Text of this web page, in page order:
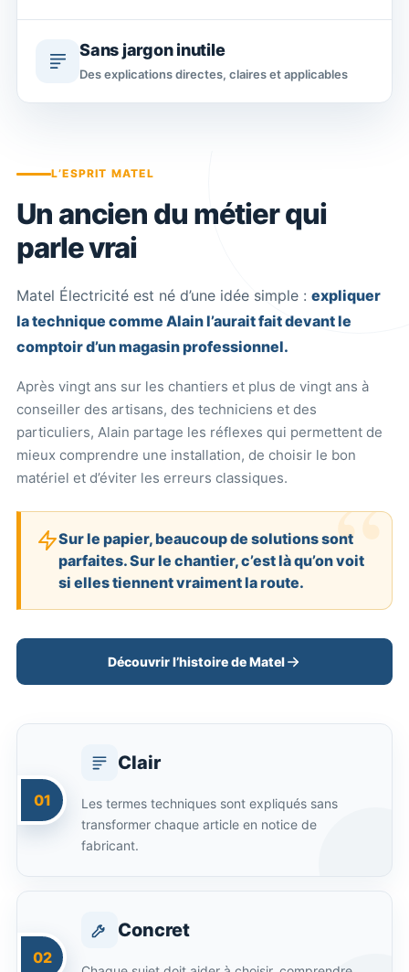
Sans jargon inutile
Des explications directes, claires et applicables
L’ESPRIT MATEL
Un ancien du métier qui
parle vrai
Matel Électricité est né d’une idée simple : expliquer
la technique comme Alain l’aurait fait devant le
comptoir d’un magasin professionnel.
Après vingt ans sur les chantiers et plus de vingt ans à
conseiller des artisans, des techniciens et des
particuliers, Alain partage les réflexes qui permettent de
mieux comprendre une installation, de choisir le bon
matériel et d’éviter les erreurs classiques.
Sur le papier, beaucoup de solutions sont
parfaites. Sur le chantier, c’est là qu’on voit
si elles tiennent vraiment la route.
Découvrir l’histoire de Matel
01
Clair
Les termes techniques sont expliqués sans
transformer chaque article en notice de
fabricant.
02
Concret